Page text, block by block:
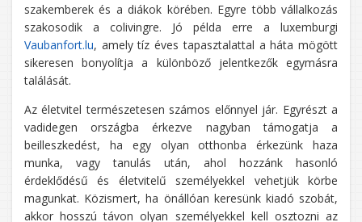
szakemberek és a diákok körében. Egyre több vállalkozás
szakosodik a colivingre. Jó példa erre a luxemburgi
Vaubanfort.lu, amely tíz éves tapasztalattal a háta mögött
sikeresen bonyolítja a különböző jelentkezők egymásra
találását.
Az életvitel természetesen számos előnnyel jár. Egyrészt a
vadidegen országba érkezve nagyban támogatja a
beilleszkedést, ha egy olyan otthonba érkezünk haza
munka, vagy tanulás után, ahol hozzánk hasonló
érdeklődésű és életvitelű személyekkel vehetjük körbe
magunkat. Közismert, ha önállóan keresünk kiadó szobát,
akkor hosszú távon olyan személyekkel kell osztozni az